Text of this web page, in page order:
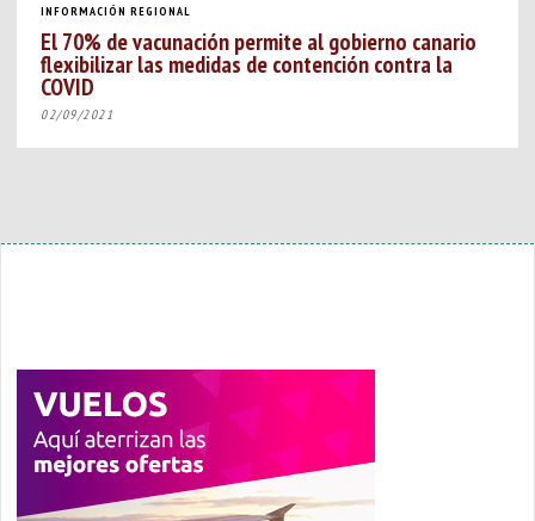
INFORMACIÓN REGIONAL
El 70% de vacunación permite al gobierno canario
flexibilizar las medidas de contención contra la
COVID
02/09/2021